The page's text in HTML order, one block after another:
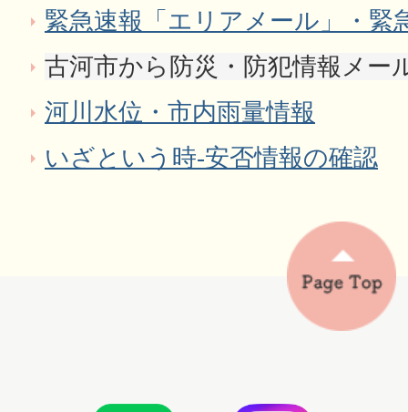
緊急速報「エリアメール」・緊
古河市から防災・防犯情報メー
河川水位・市内雨量情報
いざという時-安否情報の確認